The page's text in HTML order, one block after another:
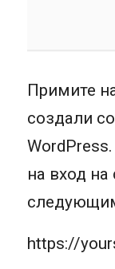
Примите
создали
на вход на
https://